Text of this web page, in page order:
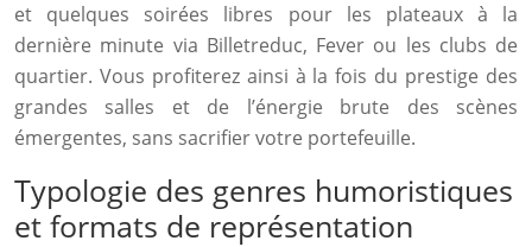
et quelques soirées libres pour les plateaux à la
dernière minute via Billetreduc, Fever ou les clubs de
quartier. Vous profiterez ainsi à la fois du prestige des
grandes salles et de l’énergie brute des scènes
émergentes, sans sacrifier votre portefeuille.
Typologie des genres humoristiques
et formats de représentation